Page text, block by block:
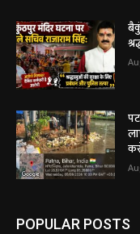
POPULAR POSTS